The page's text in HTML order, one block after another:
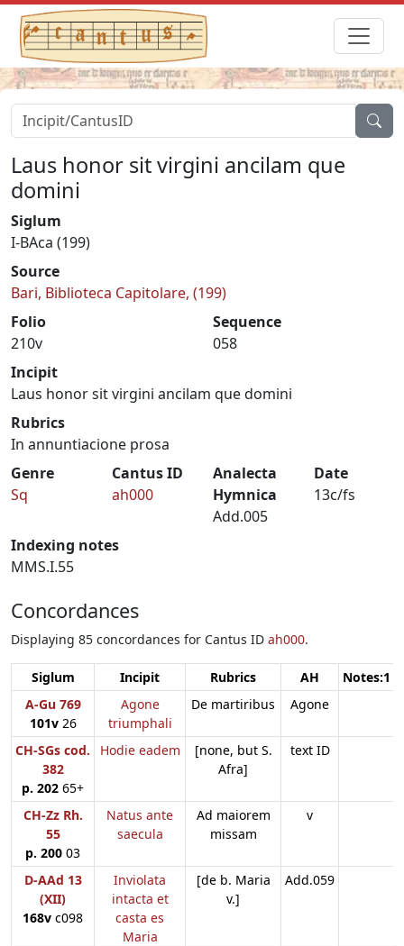
Laus honor sit virgini ancilam que
domini
Siglum
I-BAca (199)
Source
Bari, Biblioteca Capitolare, (199)
Folio
210v
Sequence
058
Incipit
Laus honor sit virgini ancilam que domini
Rubrics
In annuntiacione prosa
Genre
Sq
Cantus ID
ah000
Analecta
Hymnica
Add.005
Date
13c/fs
Indexing notes
MMS.I.55
Concordances
Displaying 85 concordances for Cantus ID ah000.
Siglum Incipit Rubrics AH Notes:1
A-Gu 769
101v26
Agone
triumphali
De martiribus Agone
CH-SGs cod.
382
p. 202 65+
Hodie eadem
[none, but S.
Afra]
text ID
CH-Zz Rh.
55
p. 200 03
Natus ante
saecula
Ad maiorem
missam
v
D-AAd 13
(XII)
168v c098
Inviolata
intacta et
casta es
Maria
[de b. Maria
v.]
Add.059